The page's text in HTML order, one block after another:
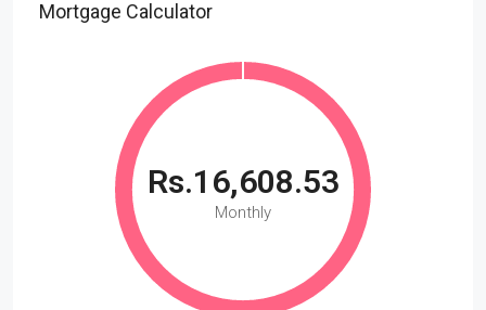
Mortgage Calculator
Rs.16,608.53
Monthly